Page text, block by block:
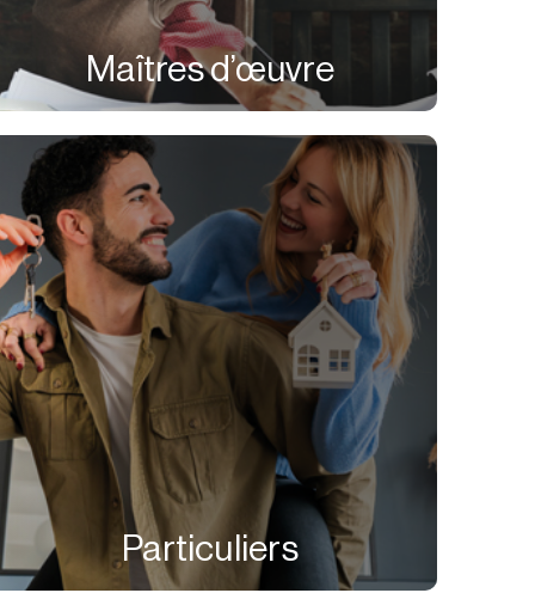
Maîtres d’œuvre
Particuliers